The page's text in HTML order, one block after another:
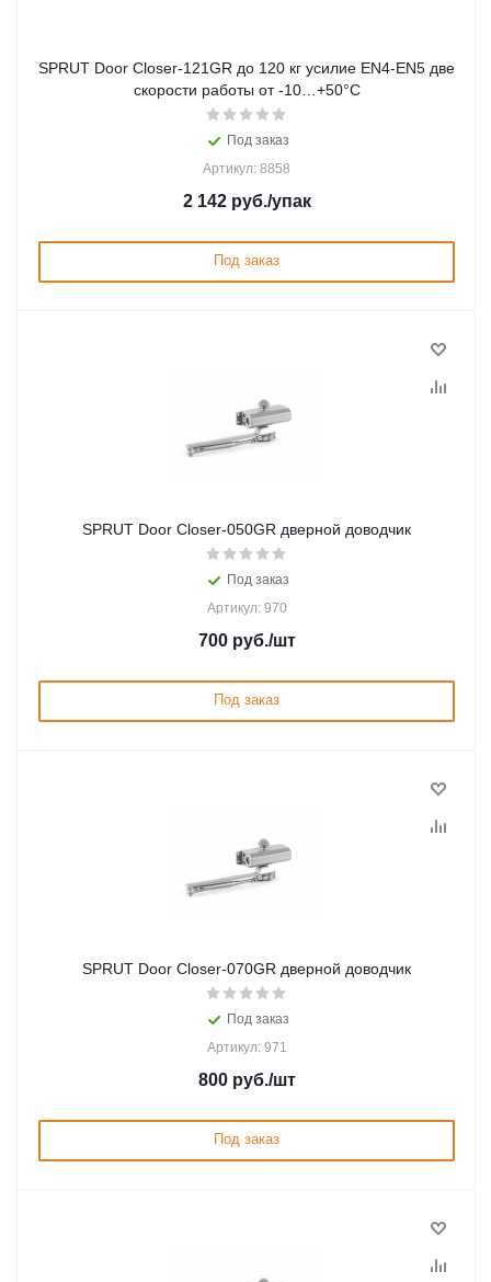
SPRUT Door Closer-121GR до 120 кг усилие EN4-EN5 две
скорости работы от -10…+50°С
Под заказ
Артикул: 8858
2 142руб./упак
Под заказ
SPRUT Door Closer-050GR дверной доводчик
Под заказ
Артикул: 970
700руб./шт
Под заказ
SPRUT Door Closer-070GR дверной доводчик
Под заказ
Артикул: 971
800руб./шт
Под заказ